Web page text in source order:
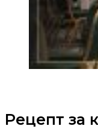
Рецепт за